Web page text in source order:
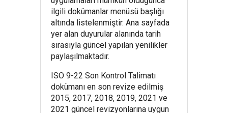
ilgili dokümanlar menüsü başlığı
altında listelenmiştir. Ana sayfada
yer alan duyurular alanında tarih
sırasıyla güncel yapılan yenilikler
paylaşılmaktadır.
ISO 9-22 Son Kontrol Talimatı
dokümanı en son revize edilmiş
2015, 2017, 2018, 2019, 2021 ve
2021 güncel revizyonlarına uygun